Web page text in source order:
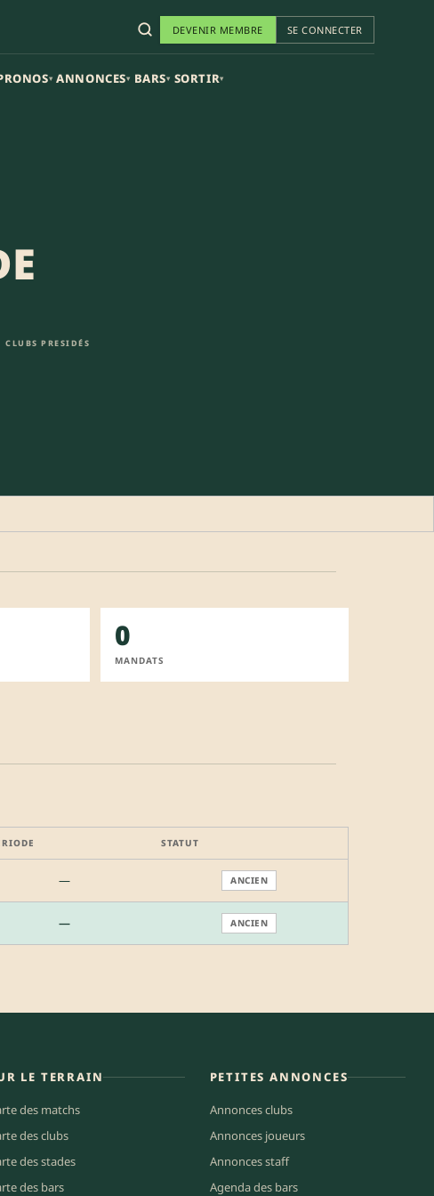
DEVENIR MEMBRE SE CONNECTER
▾ ANNONCES▾ BARS▾ SORTIR▾
CLUBS PRESIDÉS
0
MANDATS
STATUT
— ANCIEN
— ANCIEN
LE TERRAIN
des matchs
des clubs
des stades
des bars
PETITES ANNONCES
Annonces clubs
Annonces joueurs
Annonces staff
Agenda des bars